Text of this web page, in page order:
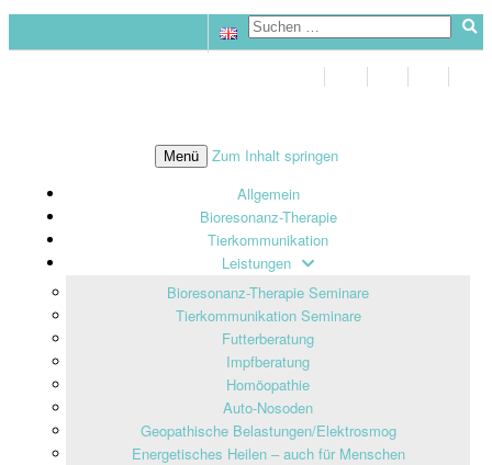
Menü
Zum Inhalt springen
Allgemein
Bioresonanz-Therapie
Tierkommunikation
Leistungen
Bioresonanz-Therapie Seminare
Tierkommunikation Seminare
Futterberatung
Impfberatung
Homöopathie
Auto-Nosoden
Geopathische Belastungen/Elektrosmog
Energetisches Heilen – auch für Menschen